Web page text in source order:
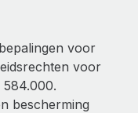
voor
voor
584.000.
bescherming